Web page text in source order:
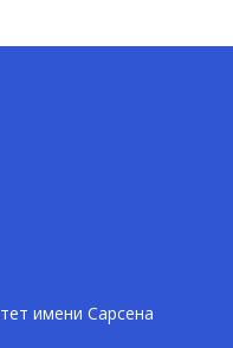
имени Сарсена